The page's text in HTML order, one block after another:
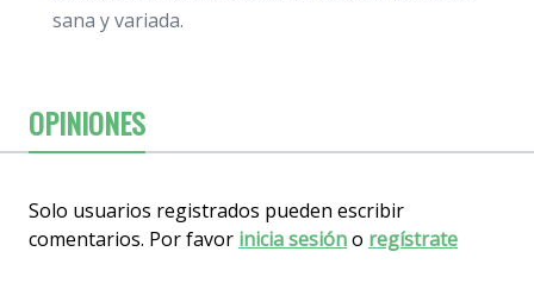
sana y variada.
OPINIONES
Solo usuarios registrados pueden escribir
comentarios. Por favor inicia sesióno regístrate